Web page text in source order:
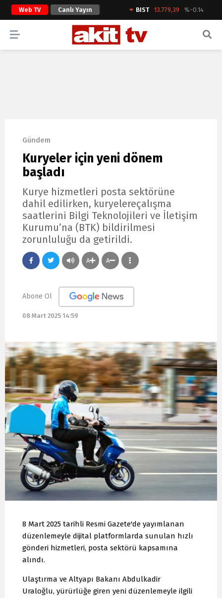
Web TV Canlı Yayın BIST 13.779,39 %-0.14
ARAMA YAP
Gündem
Kuryeler için yeni dönem
başladı
Kurye hizmetleri posta sektörüne
dahil edilirken, kuryelereçalışma
saatlerini Bilgi Teknolojileri ve İletişim
Kurumu’na (BTK) bildirilmesi
zorunluluğu da getirildi.
A A
Abone Ol
08 Mart 2025 14:59
8 Mart 2025 tarihli Resmi Gazete'de yayımlanan
düzenlemeyle dijital platformlarda sunulan hızlı
gönderi hizmetleri, posta sektörü kapsamına
alındı.
Ulaştırma ve Altyapı Bakanı Abdulkadir
Uraloğlu, yürürlüğe giren yeni düzenlemeyle ilgili